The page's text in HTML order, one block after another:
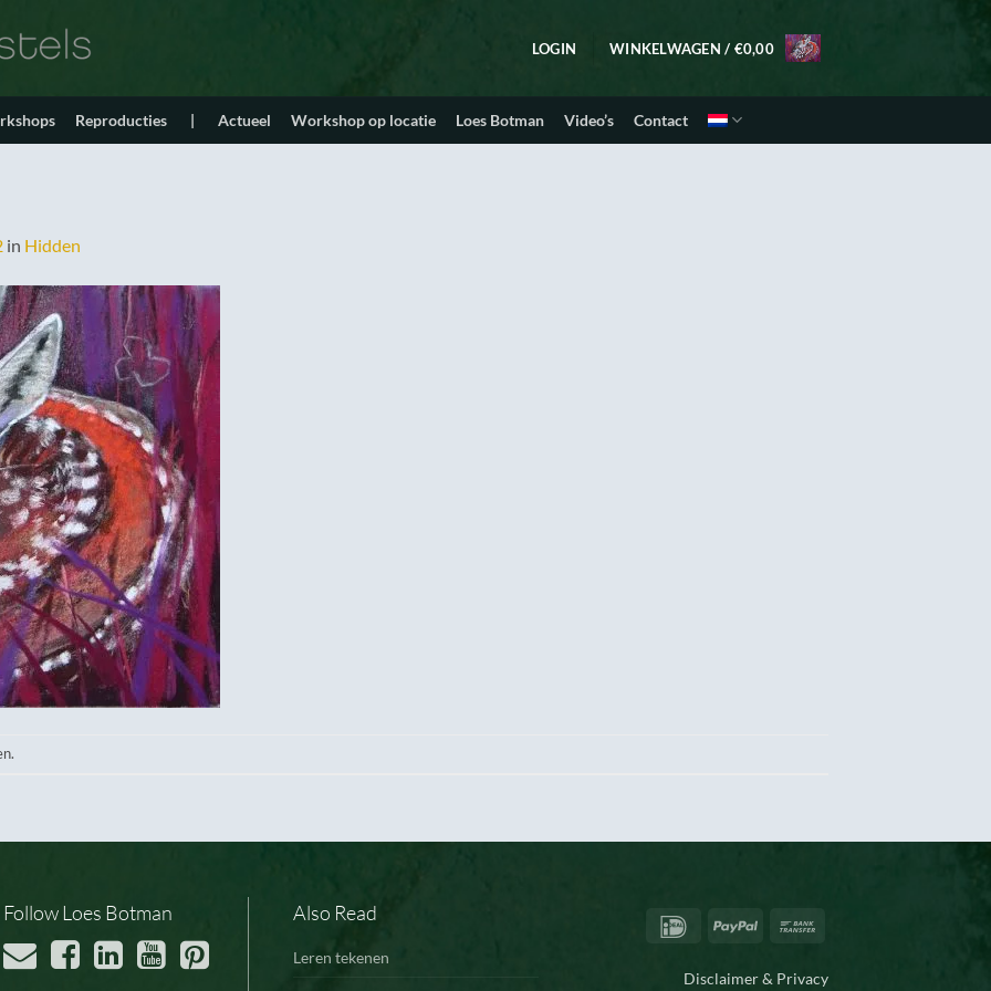
LOGIN WINKELWAGEN / €0,00
Reproducties | Actueel Workshop op locatie Loes Botman Video’s Contact
in Hidden
Follow Loes Botman Also Read
Leren tekenen
IDeal PayPal
Disclaimer & Privacy